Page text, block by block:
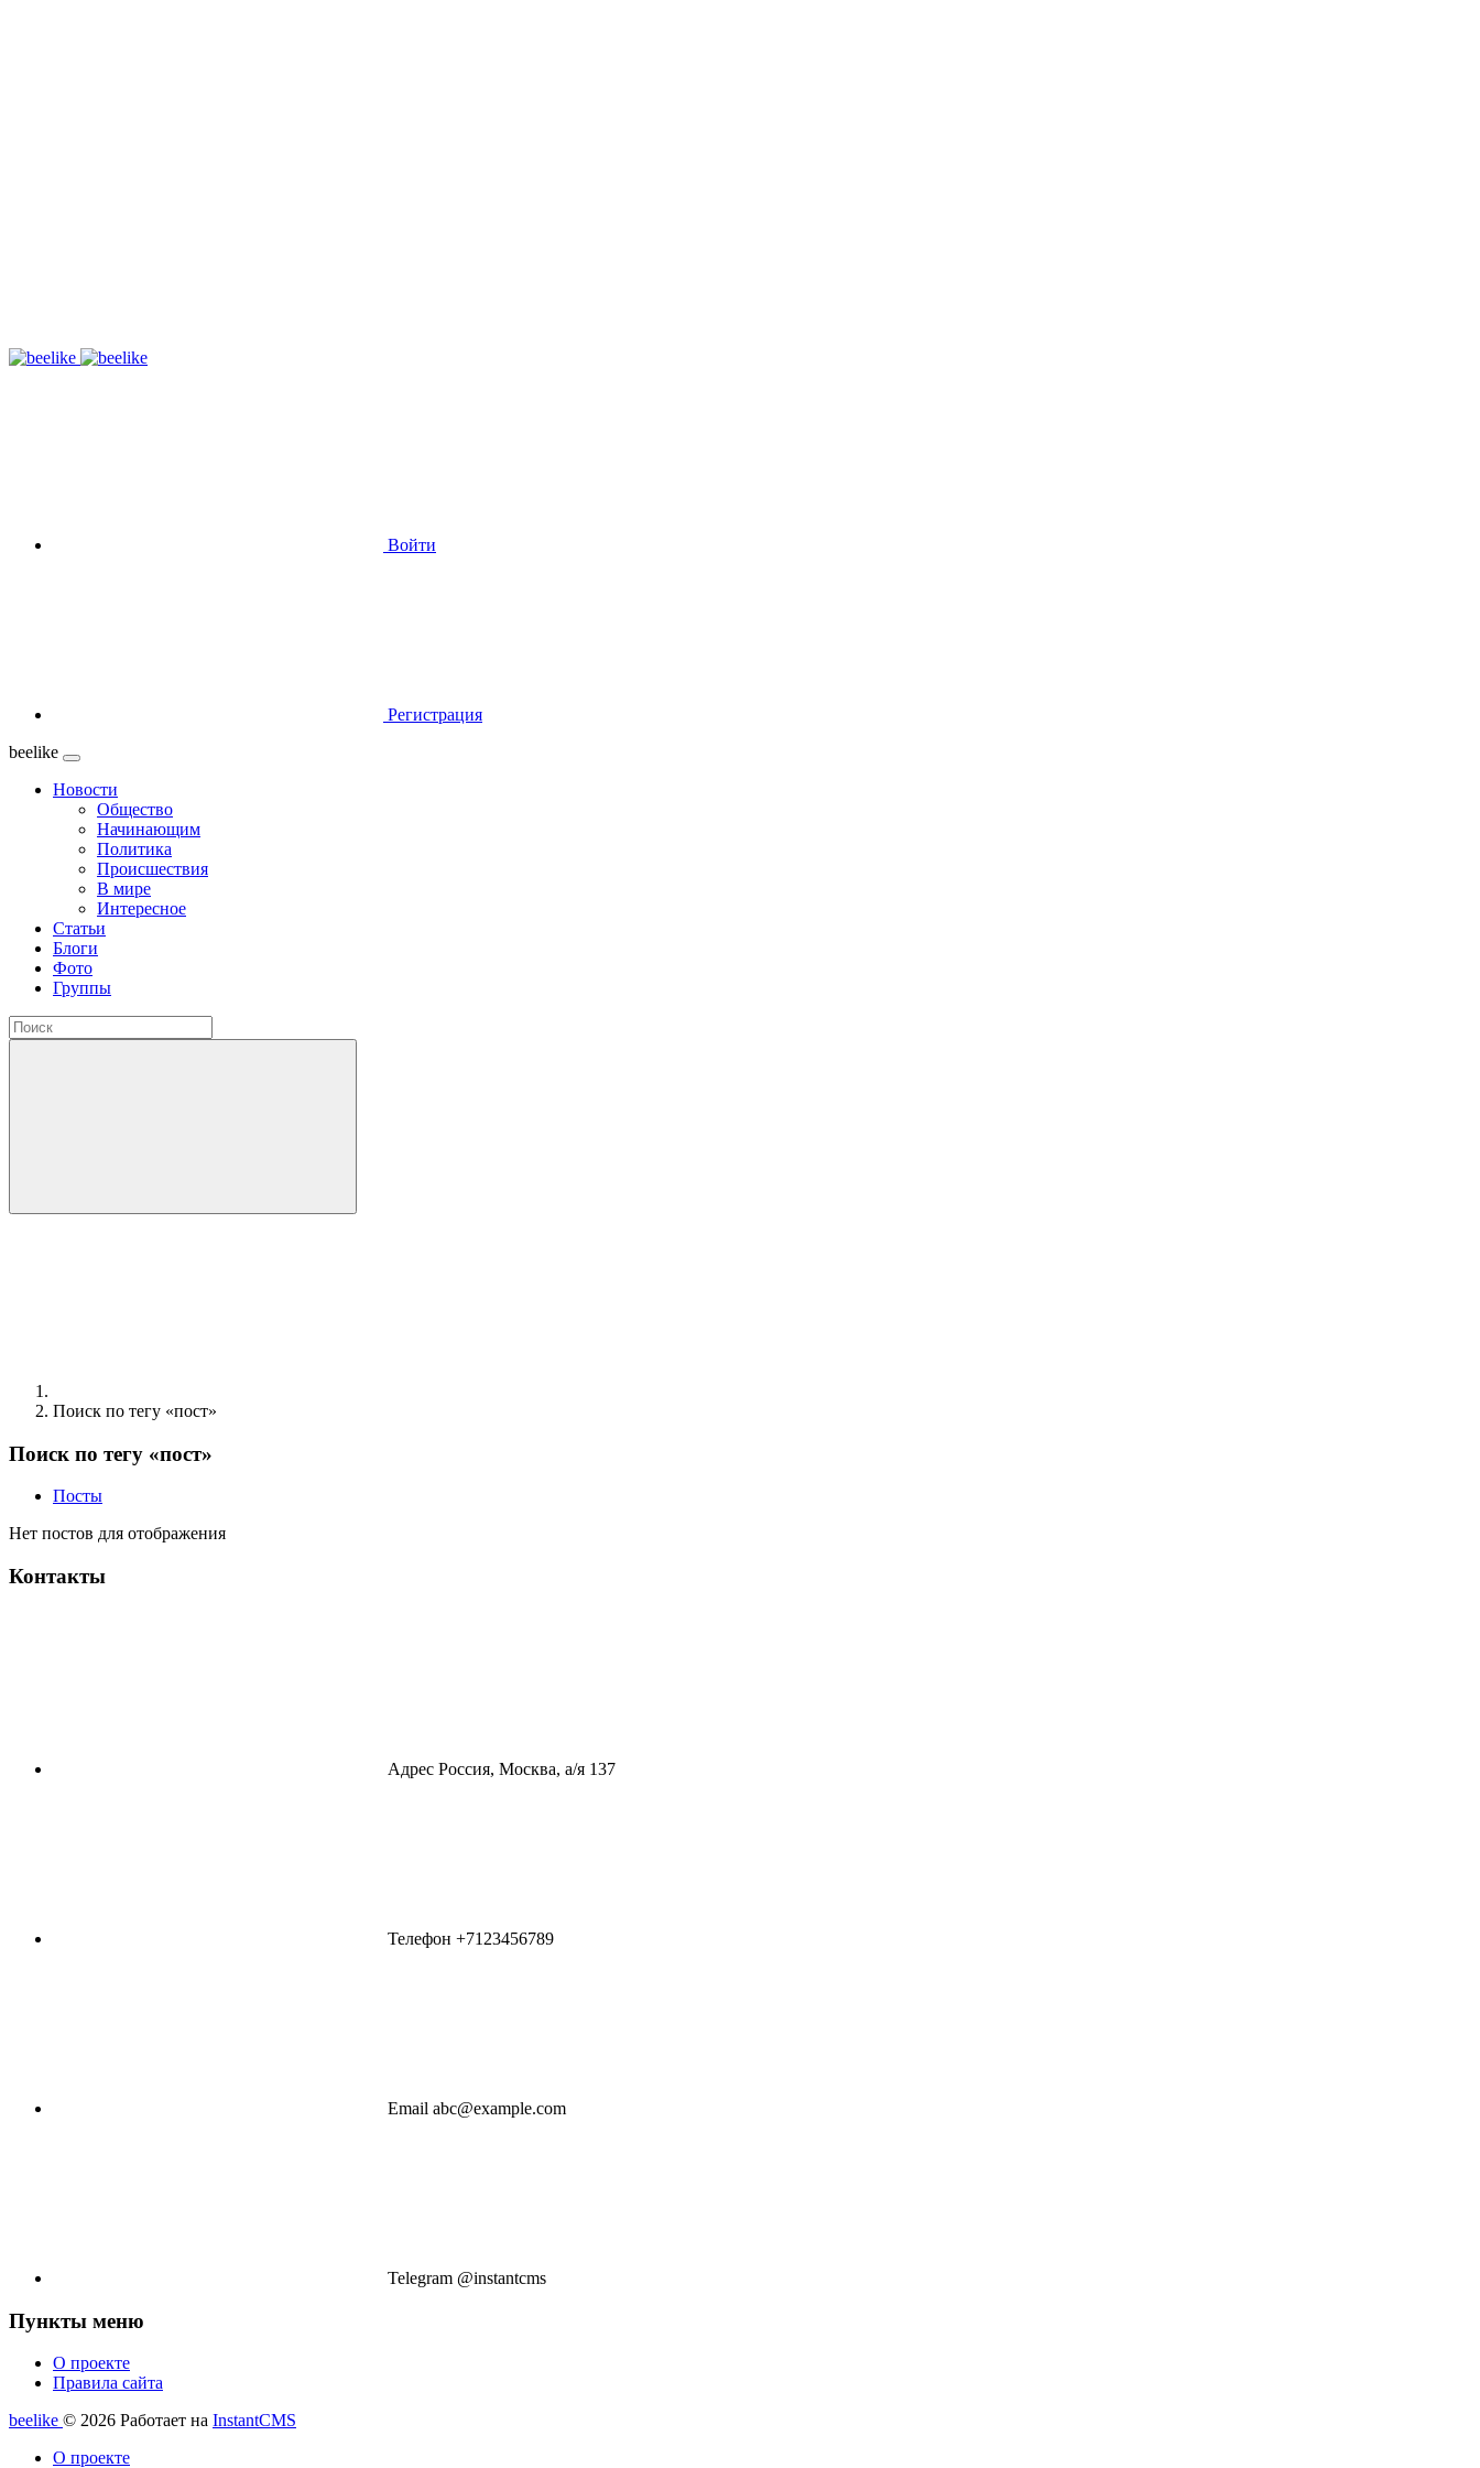
Войти
Регистрация
beelike
Новости
Общество
Начинающим
Политика
Происшествия
В мире
Интересное
Статьи
Блоги
Фото
Группы
Поиск по тегу «пост»
Поиск по тегу «пост»
Посты
Нет постов для отображения
Контакты
Адрес Россия, Москва, а/я 137
Телефон +7123456789
Email abc@example.com
Telegram @instantcms
Пункты меню
О проекте
Правила сайта
beelike © 2026 Работает на InstantCMS
О проекте